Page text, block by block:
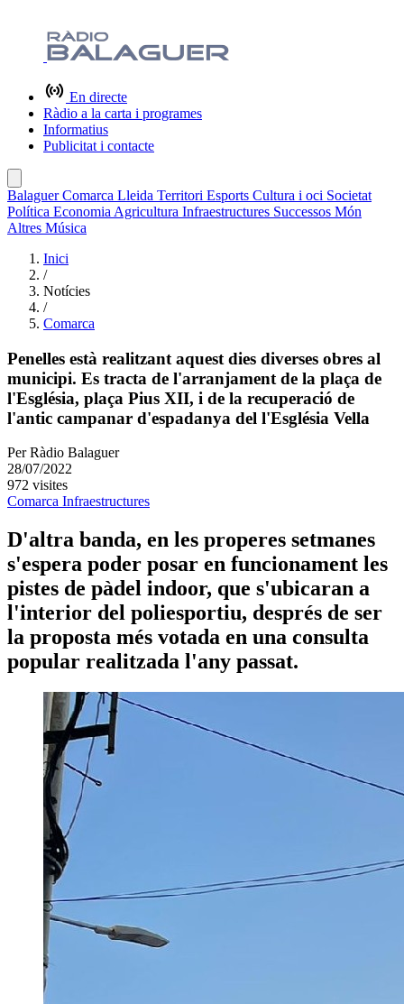
En directe
Ràdio a la carta i programes
Informatius
Publicitat i contacte
BalaguerComarca Lleida Territori Esports Cultura i oci Societat
Política Economia Agricultura Infraestructures Successos Món
Altres Música
Inici
/
Notícies
/
Comarca
Penelles està realitzant aquest dies diverses obres al
municipi. Es tracta de l'arranjament de la plaça de
l'Església, plaça Pius XII, i de la recuperació de
l'antic campanar d'espadanya del l'Església Vella
Per Ràdio Balaguer
28/07/2022
972 visites
Comarca Infraestructures
D'altra banda, en les properes setmanes
s'espera poder posar en funcionament les
pistes de pàdel indoor, que s'ubicaran a
l'interior del poliesportiu, després de ser
la proposta més votada en una consulta
popular realitzada l'any passat.